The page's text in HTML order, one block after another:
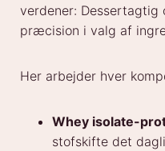
verdener: Dessertagtig
præcision i valg af
Her arbejder hver
Whey isolate-
stofskifte det